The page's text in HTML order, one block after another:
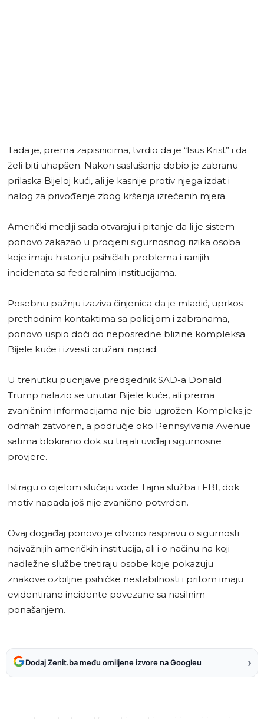
Tada je, prema zapisnicima, tvrdio da je “Isus Krist” i da
želi biti uhapšen. Nakon saslušanja dobio je zabranu
prilaska Bijeloj kući, ali je kasnije protiv njega izdat i
nalog za privođenje zbog kršenja izrečenih mjera.
Američki mediji sada otvaraju i pitanje da li je sistem
ponovo zakazao u procjeni sigurnosnog rizika osoba
koje imaju historiju psihičkih problema i ranijih
incidenata sa federalnim institucijama.
Posebnu pažnju izaziva činjenica da je mladić, uprkos
prethodnim kontaktima sa policijom i zabranama,
ponovo uspio doći do neposredne blizine kompleksa
Bijele kuće i izvesti oružani napad.
U trenutku pucnjave predsjednik SAD-a Donald
Trump nalazio se unutar Bijele kuće, ali prema
zvaničnim informacijama nije bio ugrožen. Kompleks je
odmah zatvoren, a područje oko Pennsylvania Avenue
satima blokirano dok su trajali uviđaj i sigurnosne
provjere.
Istragu o cijelom slučaju vode Tajna služba i FBI, dok
motiv napada još nije zvanično potvrđen.
Ovaj događaj ponovo je otvorio raspravu o sigurnosti
najvažnijih američkih institucija, ali i o načinu na koji
nadležne službe tretiraju osobe koje pokazuju
znakove ozbiljne psihičke nestabilnosti i pritom imaju
evidentirane incidente povezane sa nasilnim
ponašanjem.
Dodaj Zenit.ba među omiljene izvore na Googleu ›